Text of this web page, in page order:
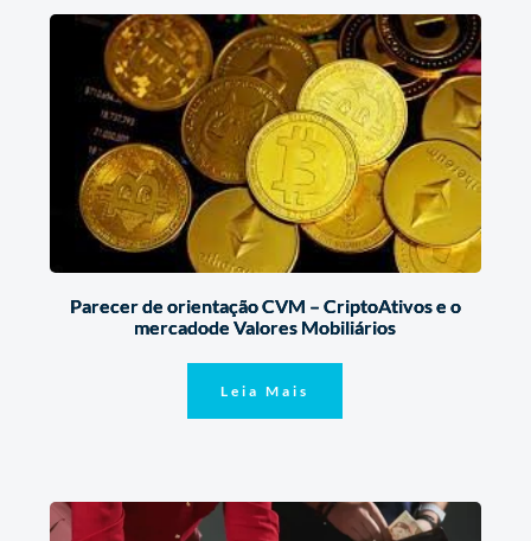
Parecer de orientação CVM – CriptoAtivos e o
mercadode Valores Mobiliários
Leia Mais